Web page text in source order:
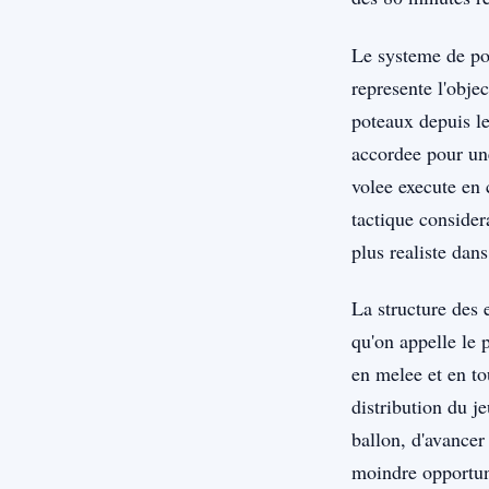
Le systeme de
represente
poteaux depuis
accordee pour
volee execute
tactique
plus realiste
La structure des
qu'on appelle le
en melee et en
distribution du
ballon,
moindre